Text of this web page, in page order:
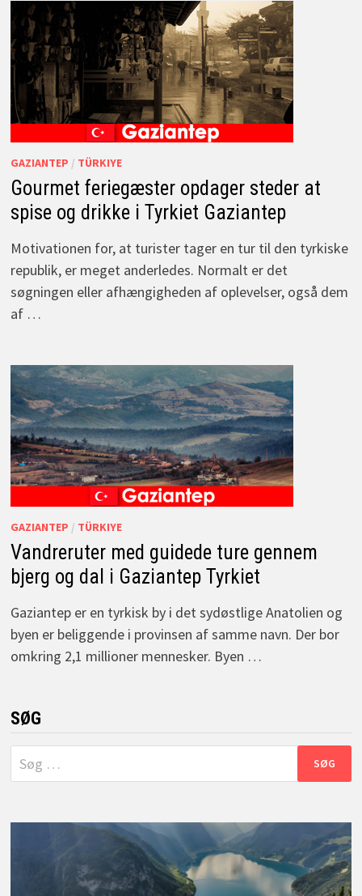
GAZIANTEP / TÜRKIYE
Gourmet feriegæster opdager steder at
spise og drikke i Tyrkiet Gaziantep
Motivationen for, at turister tager en tur til den tyrkiske
republik, er meget anderledes. Normalt er det
søgningen eller afhængigheden af oplevelser, også dem
af …
GAZIANTEP / TÜRKIYE
Vandreruter med guidede ture gennem
bjerg og dal i Gaziantep Tyrkiet
Gaziantep er en tyrkisk by i det sydøstlige Anatolien og
byen er beliggende i provinsen af samme navn. Der bor
omkring 2,1 millioner mennesker. Byen …
SØG
Søg
efter: